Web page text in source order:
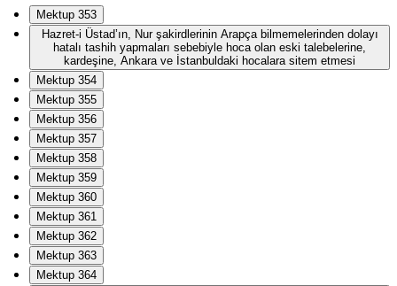
Mektup 353
Hazret-i Üstad’ın, Nur şakirdlerinin Arapça bilmemelerinden dolayı
hatalı tashih yapmaları sebebiyle hoca olan eski talebelerine,
kardeşine, Ankara ve İstanbuldaki hocalara sitem etmesi
Mektup 354
Mektup 355
Mektup 356
Mektup 357
Mektup 358
Mektup 359
Mektup 360
Mektup 361
Mektup 362
Mektup 363
Mektup 364